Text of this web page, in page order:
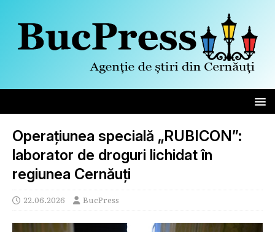
Operațiunea specială „RUBICON”:
laborator de droguri lichidat în
regiunea Cernăuți
22.06.2026 BucPress